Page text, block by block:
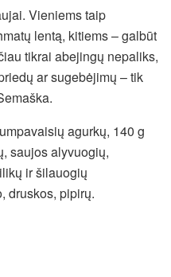
Vieniems taip
lentą, kitiems – galbūt
tikrai abejingų nepaliks,
ar sugebėjimų – tik
agurkų, 140 g
saujos alyvuogių,
ir šilauogių
druskos, pipirų.